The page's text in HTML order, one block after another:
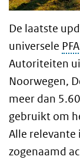
De laatste
universele
Autoriteiten
Noorwegen,
meer dan
gebruikt om
Alle
zogenaamd